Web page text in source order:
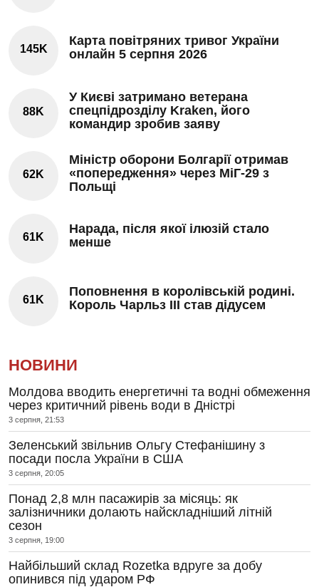
145K
Карта повітряних тривог України
онлайн 5 серпня 2026
88K
У Києві затримано ветерана
спецпідрозділу Kraken, його
командир зробив заяву
62K
Міністр оборони Болгарії отримав
«попередження» через МіГ-29 з
Польщі
61K
Нарада, після якої ілюзій стало
менше
61K
Поповнення в королівській родині.
Король Чарльз III став дідусем
НОВИНИ
Молдова вводить енергетичні та водні обмеження
через критичний рівень води в Дністрі
3 серпня, 21:53
Зеленський звільнив Ольгу Стефанішину з
посади посла України в США
3 серпня, 20:05
Понад 2,8 млн пасажирів за місяць: як
залізничники долають найскладніший літній
сезон
3 серпня, 19:00
Найбільший склад Rozetka вдруге за добу
опинився під ударом РФ